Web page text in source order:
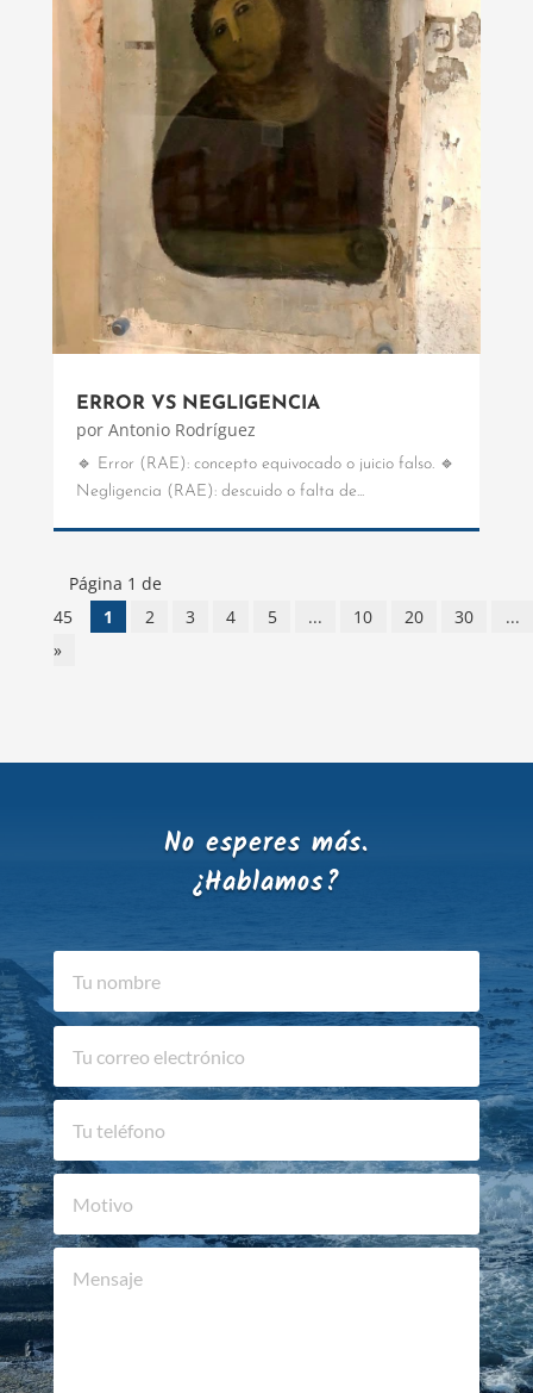
ERROR VS NEGLIGENCIA
por Antonio Rodríguez
🔹 Error (RAE): concepto equivocado o juicio falso. 🔹
Negligencia (RAE): descuido o falta de...
Página 1 de
45
1 2 3 4 5 ... 10 20 30
...
»
No esperes más.
¿Hablamos?